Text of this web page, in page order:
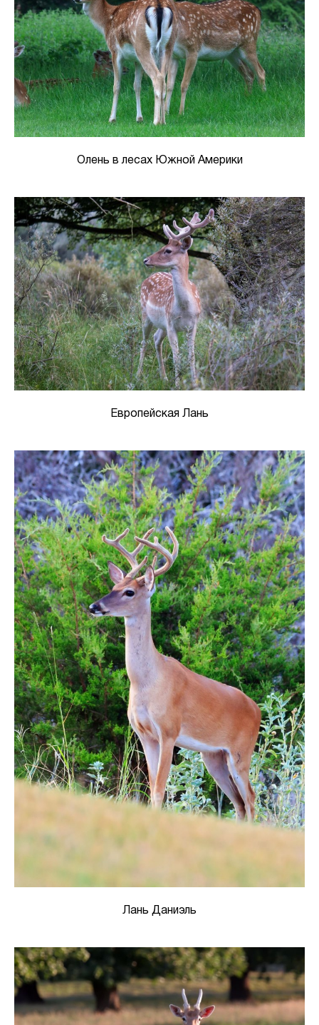
Олень в лесах Южной Америки
Европейская Лань
Лань Даниэль